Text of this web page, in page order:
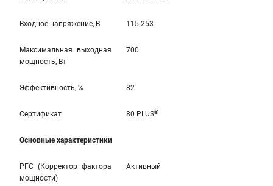
Входное напряжение, В 115-253
Максимальная выходная
мощность, Вт
700
Эффективность, % 82
Сертификат 80 PLUS®
Основные характеристики
PFC (Корректор фактора
мощности)
Активный